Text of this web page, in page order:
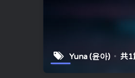
Yuna (윤아) 共1